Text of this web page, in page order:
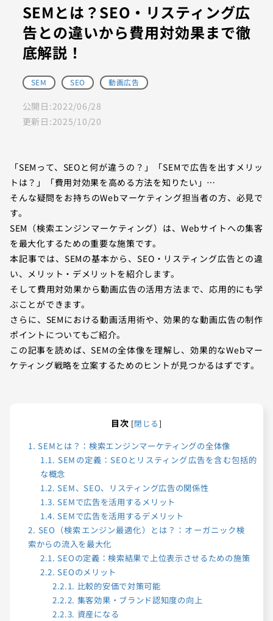
SEMとは？SEO・リスティング広
告との違いから費用対効果まで徹
底解説！
SEM SEO 動画広告
公開日:2022/06/28
更新日:2025/10/20
「SEMって、SEOと何が違うの？」「SEMで広告を出すメリッ
トは？」「費用対効果を高める方法を知りたい」…
そんな疑問をお持ちのWebマーケティング担当者の方、必見で
す。
SEM（検索エンジンマーケティング）は、Webサイトへの集客
を最大化するための重要な施策です。
本記事では、SEMの基本から、SEO・リスティング広告との違
い、メリット・デメリットを紹介します。
そして費用対効果から動画広告の活用方法まで、応用的にも学
ぶことができます。
さらに、SEMにおける動画活用術や、効果的な動画広告の制作
ポイントについてもご紹介。
この記事を読めば、SEMの全体像を理解し、効果的なWebマー
ケティング戦略を立案するためのヒントが見つかるはずです。
目次 [閉じる]
1. SEMとは？：検索エンジンマーケティングの全体像
1.1. SEMの定義：SEOとリスティング広告を含む包括的
な概念
1.2. SEM、SEO、リスティング広告の関係性
1.3. SEMで広告を活用するメリット
1.4. SEMで広告を活用するデメリット
2. SEO（検索エンジン最適化）とは？：オーガニック検
索からの流入を最大化
2.1. SEOの定義：検索結果で上位表示させるための施策
2.2. SEOのメリット
2.2.1. 比較的安価で対策可能
2.2.2. 集客効果・ブランド認知度の向上
2.2.3. 資産になる